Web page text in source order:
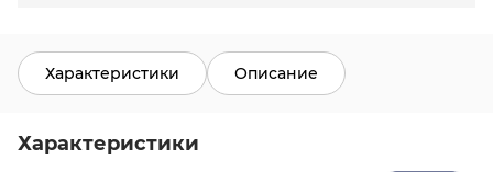
Характеристики Описание
Характеристики